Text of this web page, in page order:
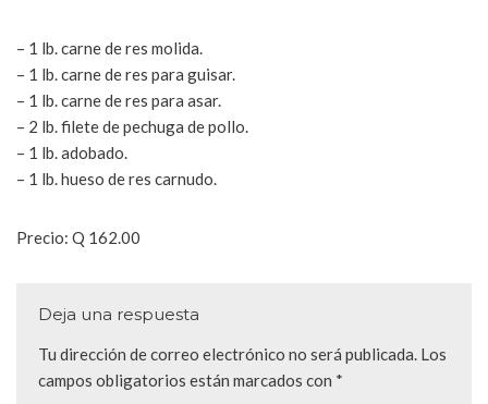
– 1 lb. carne de res molida.
– 1 lb. carne de res para guisar.
– 1 lb. carne de res para asar.
– 2 lb. filete de pechuga de pollo.
– 1 lb. adobado.
– 1 lb. hueso de res carnudo.
Precio: Q 162.00
Deja una respuesta
Tu dirección de correo electrónico no será publicada. Los
campos obligatorios están marcados con *